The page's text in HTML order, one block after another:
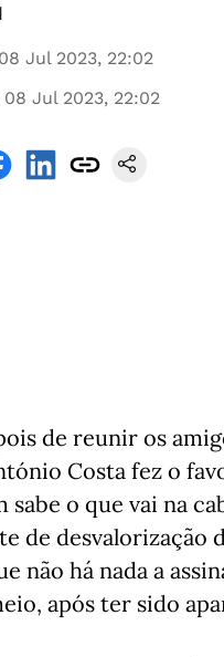
08 Jul 2023, 22:02
08 Jul 2023, 22:02
de reunir os
Costa fez o
sabe o que vai na
de desvalorização
não há nada a
após ter sido